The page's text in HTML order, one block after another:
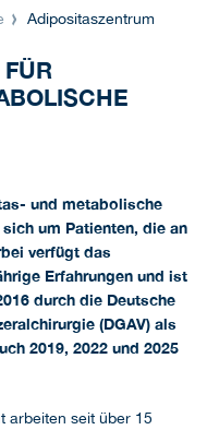
Adipositaszentrum
und metabolische
um Patienten, die an
verfügt das
Erfahrungen und ist
durch die Deutsche
(DGAV) als
2019, 2022 und 2025
arbeiten seit über 15